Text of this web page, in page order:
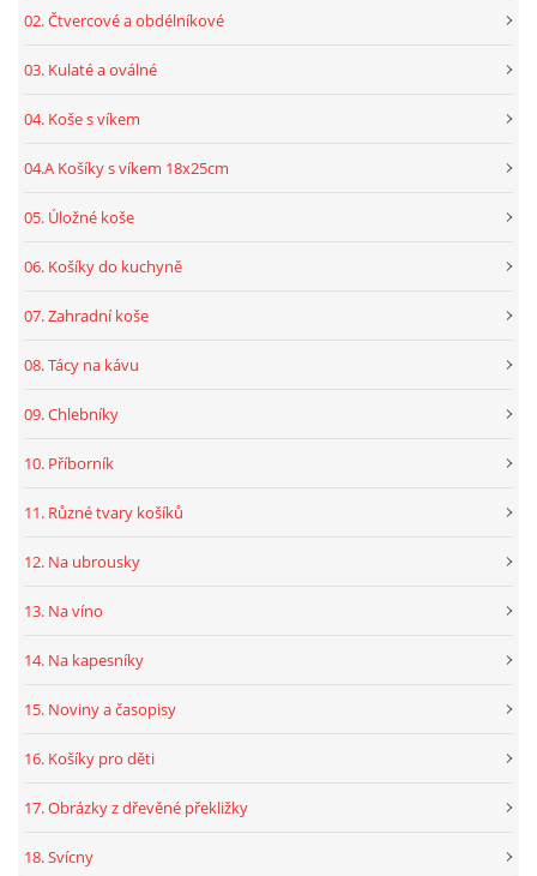
02. Čtvercové a obdélníkové
03. Kulaté a oválné
04. Koše s víkem
04.A Košíky s víkem 18x25cm
05. Úložné koše
06. Košíky do kuchyně
07. Zahradní koše
08. Tácy na kávu
09. Chlebníky
10. Příborník
11. Různé tvary košíků
12. Na ubrousky
13. Na víno
14. Na kapesníky
15. Noviny a časopisy
16. Košíky pro děti
17. Obrázky z dřevěné překližky
18. Svícny